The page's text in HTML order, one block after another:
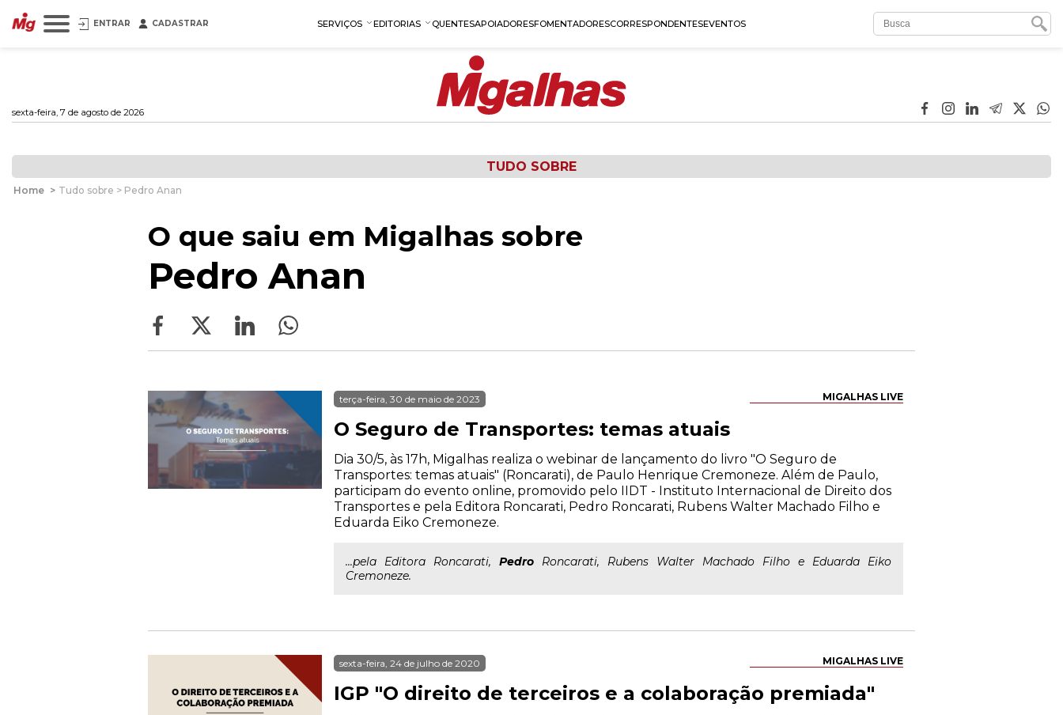
ENTRAR CADASTRAR SERVIÇOS EDITORIAS QUENTESAPOIADORESFOMENTADORESCORRESPONDENTESEVENTOS
sexta-feira, 7 de agosto de 2026
TUDO SOBRE
Home > Tudo sobre > Pedro Anan
O que saiu em Migalhas sobre
Pedro Anan
MIGALHAS LIVE
terça-feira, 30 de maio de 2023
O Seguro de Transportes: temas atuais
Dia 30/5, às 17h, Migalhas realiza o webinar de lançamento do livro "O Seguro de
Transportes: temas atuais" (Roncarati), de Paulo Henrique Cremoneze. Além de Paulo,
participam do evento online, promovido pelo IIDT - Instituto Internacional de Direito dos
Transportes e pela Editora Roncarati, Pedro Roncarati, Rubens Walter Machado Filho e
Eduarda Eiko Cremoneze.
...pela Editora Roncarati, Pedro Roncarati, Rubens Walter Machado Filho e Eduarda Eiko
Cremoneze.
MIGALHAS LIVE
sexta-feira, 24 de julho de 2020
IGP "O direito de terceiros e a colaboração premiada"